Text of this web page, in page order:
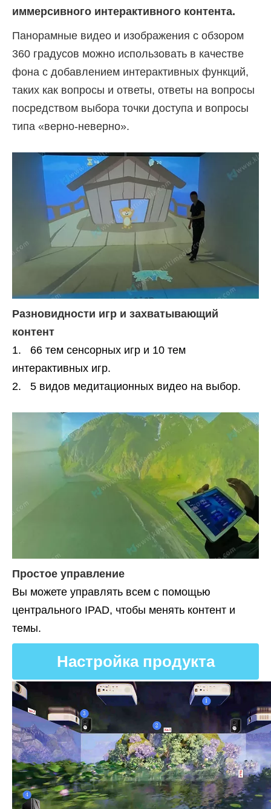
иммерсивного интерактивного контента.
Панорамные видео и изображения с обзором
360 градусов можно использовать в качестве
фона с добавлением интерактивных функций,
таких как вопросы и ответы, ответы на вопросы
посредством выбора точки доступа и вопросы
типа «верно-неверно».
Разновидности игр и захватывающий
контент
1. 66 тем сенсорных игр и 10 тем
интерактивных игр.
2. 5 видов медитационных видео на выбор.
Простое управление
Вы можете управлять всем с помощью
центрального IPAD, чтобы менять контент и
темы.
Настройка продукта